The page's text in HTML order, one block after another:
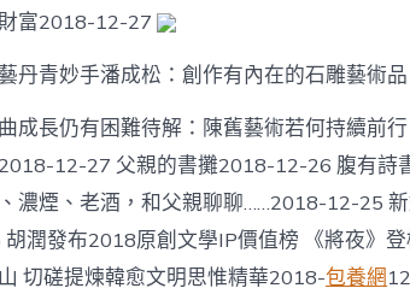
富2018-12-27
丹青妙手潘成松：創作有內在的石雕藝術品
成長仍有困難待解：陳舊藝術若何持續前
12-27 父親的書攤2018-12-26 腹有詩
濃煙、老酒，和父親聊聊……2018-12-25
胡潤發布2018原創文學IP價值榜 《將夜》
切磋提煉韓愈文明思惟精華2018-包養網